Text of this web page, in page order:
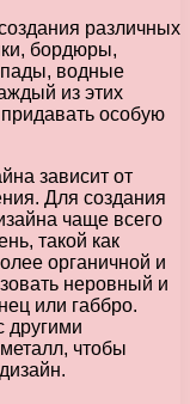
различных
бордюры,
водные
из этих
особую
зависит от
Для создания
чаще всего
такой как
органичной и
неровный и
или габбро.
другими
чтобы